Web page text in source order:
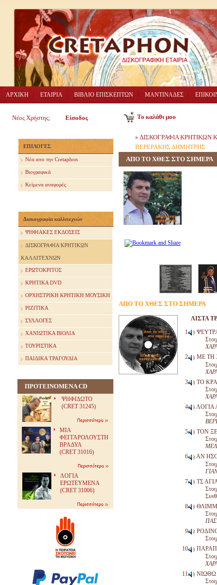
ΑΡΧΙΚΗ ΕΤΑΙΡΙΑ ΒΙΒΛΙΟ ΕΠΙΣΚΕΠΤΩΝ ΜΑΝΤΙΝΑΔΕΣ
Νέος Χρήστης; Είσοδος Το καλάθι μου
ΕΠΙΛΟΓΕΣ
Nέα απο την Cretaphon
Βιογραφικά
Κείμενα αναφορές
Δισκογραφία καλλιτεχνών
ΨΗΦΙΑΚΕΣ ΕΚΔΟΣΕΙΣ
ΔΙΣΚΟΓΡΑΦΙΑ ΚΡΗΤΙΚΩΝ
ΚΑΛΛΙΤΕΧΝΩΝ
ΕΡΩΤΟΚΡΙΤΟΣ
ΚΡΗΤΙΚΑ DVD
ΟΡΧΗΣΤΡΙΚΗ ΚΡΗΤΙΚΗ ΜΟΥΣΙΚΗ
ΡΙΖΙΤΙΚΑ
ΣΥΛΛΟΓΕΣ
ΧΑΝΙΩΤΙΚΑ ΒΙΟΛΙΑ
ΤΟΥΡΙΣΤΙΚΑ
ΠΑΙΔΙΚΑ ΤΡΑΓΟΥΔΙΑ
ΠΡΟΤΕΙΝΟΜΕΝΑ CD
ΨΗΦΙΔΩΤΟ
(CRET 31245)
ΜΙΑ
ΦΕΓΓΑΡΟΛΟΥΣΤΗ
ΒΡΑΔΥΑ
(CRET 31016)
ΛΟΓΙΑ
ΕΡΩΤΕΥΜΕΝΑ
(CRET 31006)
» ΔΙΣΚΟΓΡΑΦΙΑ ΚΡΗΤΙΚΩΝ
ΒΕΡΕΡΑΚΗΣ ΔΗΜΗΤΡΗΣ
ΑΠΟ ΤΟ ΧΘΕΣ ΣΤΟ ΣΗΜΕΡΑ
ΑΠΟ ΤΟ ΧΘΕΣ ΣΤΟ ΣΗΜΕΡΑ
ΛΙΣΤΑ
ΜΕ ΤΗ
ΤΟ
ΛΟΓΙΑ
ΤΟΝ
ΑΝ
ΤΣ